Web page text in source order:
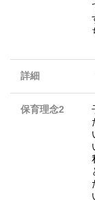
詳細
保育理念2